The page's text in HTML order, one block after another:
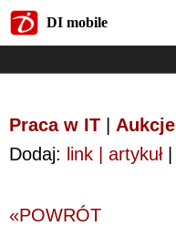
DI mobile
Praca w IT Aukcje
Dodaj: link | artykuł|
«POWRÓT
DI mobile